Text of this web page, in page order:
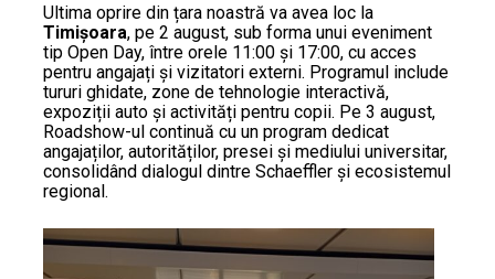
Ultima oprire din țara noastră va avea loc la
Timișoara, pe 2 august, sub forma unui eveniment
tip Open Day, între orele 11:00 și 17:00, cu acces
pentru angajați și vizitatori externi. Programul include
tururi ghidate, zone de tehnologie interactivă,
expoziții auto și activități pentru copii. Pe 3 august,
Roadshow-ul continuă cu un program dedicat
angajaților, autorităților, presei și mediului universitar,
consolidând dialogul dintre Schaeffler și ecosistemul
regional.